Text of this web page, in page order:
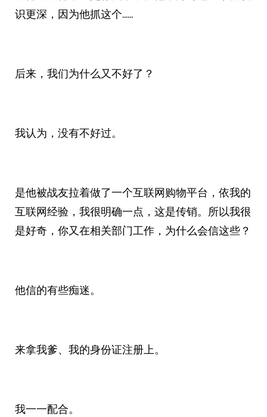
识更深，因为他抓这个……
后来，我们为什么又不好了？
我认为，没有不好过。
是他被战友拉着做了一个互联网购物平台，依我的
互联网经验，我很明确一点，这是传销。所以我很
是好奇，你又在相关部门工作，为什么会信这些？
他信的有些痴迷。
来拿我爹、我的身份证注册上。
我一一配合。